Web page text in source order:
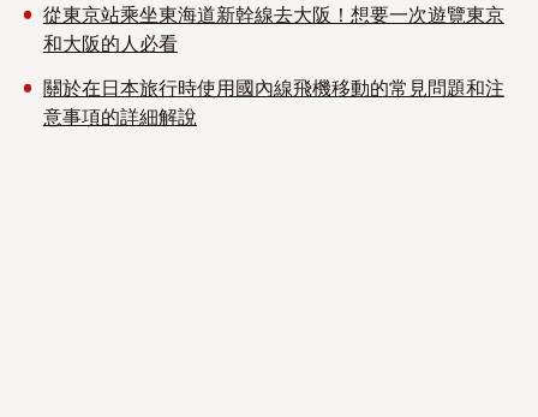
從東京站乘坐東海道新幹線去大阪！想要一次遊覽東京
和大阪的人必看
關於在日本旅行時使用國內線飛機移動的常見問題和注
意事項的詳細解說